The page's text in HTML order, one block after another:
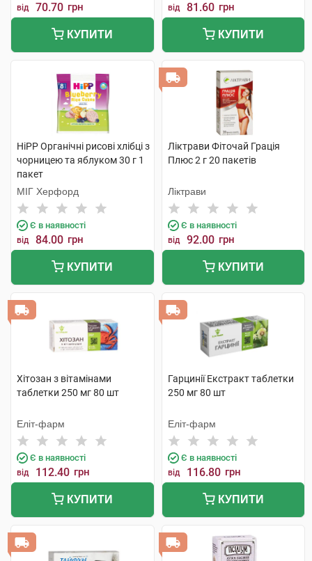
від 70.70 грн
КУПИТИ
від 81.60 грн
КУПИТИ
HiPP Органічні рисові хлібці з
чорницею та яблуком 30 г 1
пакет
МІГ Херфорд
Є в наявності
від 84.00 грн
КУПИТИ
Ліктрави Фіточай Грація
Плюс 2 г 20 пакетів
Ліктрави
Є в наявності
від 92.00 грн
КУПИТИ
Хітозан з вітамінами
таблетки 250 мг 80 шт
Еліт-фарм
Є в наявності
від 112.40 грн
КУПИТИ
Гарцинії Екстракт таблетки
250 мг 80 шт
Еліт-фарм
Є в наявності
від 116.80 грн
КУПИТИ